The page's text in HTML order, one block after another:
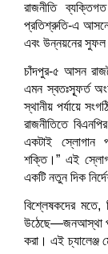
রাজনীতি
প্রতিশ্রুতি-এ
এবং উন্নয়নের সুফল
চাঁদপুর-৫ আসন
এমন স্বতঃস্ফূর্ত
স্থানীয় পর্যায়ে
রাজনীতিতে
একটাই স্লোগান
শক্তি।” এই
একটি নতুন দিক
বিশ্লেষকদের মতে,
উঠেছে—জনআস্থা
করা। এই চ্যালেঞ্জ